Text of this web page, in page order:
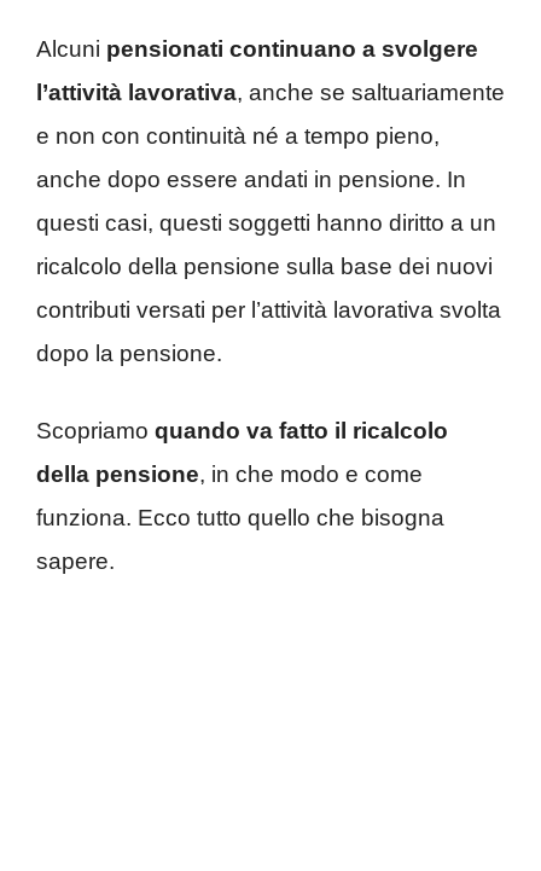
Alcuni pensionati continuano a svolgere
l’attività lavorativa, anche se saltuariamente
e non con continuità né a tempo pieno,
anche dopo essere andati in pensione. In
questi casi, questi soggetti hanno diritto a un
ricalcolo della pensione sulla base dei nuovi
contributi versati per l’attività lavorativa svolta
dopo la pensione.
Scopriamo quando va fatto il ricalcolo
della pensione, in che modo e come
funziona. Ecco tutto quello che bisogna
sapere.